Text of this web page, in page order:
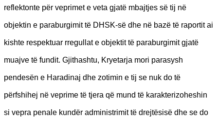
reflektonte për veprimet e veta gjatë mbajtjes së tij në
objektin e paraburgimit të DHSK-së dhe në bazë të raportit ai
kishte respektuar rregullat e objektit të paraburgimit gjatë
muajve të fundit. Gjithashtu, Kryetarja mori parasysh
pendesën e Haradinaj dhe zotimin e tij se nuk do të
përfshihej në veprime të tjera që mund të karakterizoheshin
si vepra penale kundër administrimit të drejtësisë dhe se do